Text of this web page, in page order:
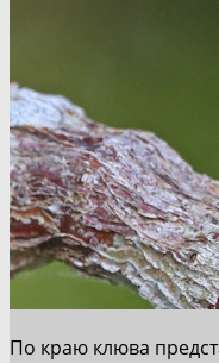
По краю клюва